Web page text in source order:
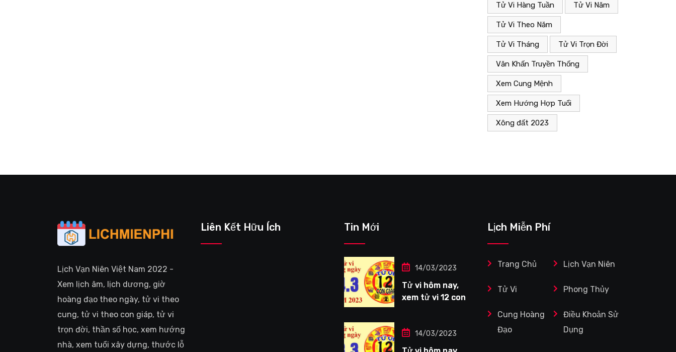
Tử Vi Hàng Tuần Tử Vi Năm
Tử Vi Theo Năm
Tử Vi Tháng Tử Vi Trọn Đời
Văn Khấn Truyền Thống
Xem Cung Mệnh
Xem Hướng Hợp Tuổi
Xông đất 2023
Lịch Vạn Niên Việt Nam 2022 -
Xem lịch âm, lịch dương, giờ
hoàng đạo theo ngày, tử vi theo
cung, tử vi theo con giáp, tử vi
trọn đời, thần số học, xem hướng
nhà, xem tuổi xây dựng, thước lỗ
Liên Kết Hữu Ích Tin Mới
14/03/2023
Tử vi hôm nay,
xem tử vi 12 con
Thìn công việc
tươi sáng
14/03/2023
Lịch Miễn Phí
Trang Chủ Lịch Vạn Niên
Tử Vi Phong Thủy
Cung Hoàng
Đạo
Điều Khoản Sử
Dụng